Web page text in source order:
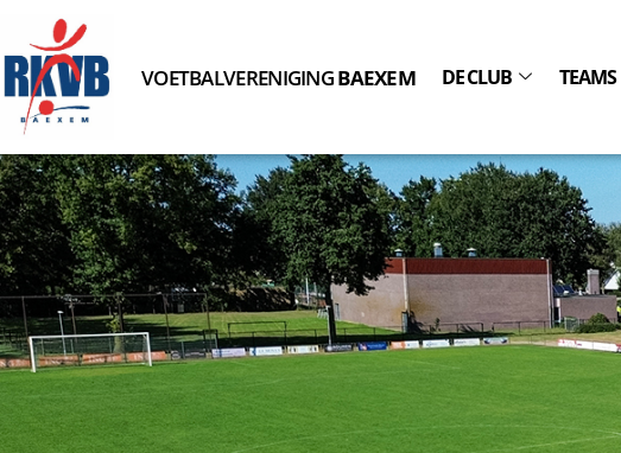
VOETBALVERENIGINGBAEXEM DE CLUB TEAMS